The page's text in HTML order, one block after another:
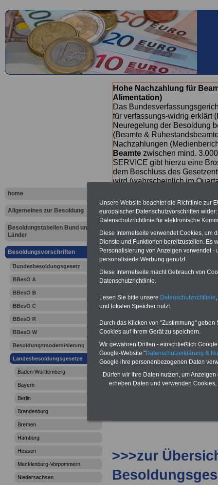
home
Allgemeines zur Besoldung
Besoldungstabellen Bund und
Länder
Besoldungsvorschriften
Bundesbesoldungsgesetz
BBesO A
BBesO B
BBesO C
BBesO R
BBesO W
Besoldungsmodernisierung
Landesbesoldungsgesetze
Baden-Württemberg
Bayern
Berlin
Brandenburg
Bremen
Hamburg
Hessen
Mecklenburg-Vorpommern
Niedersachsen
Hohe Nachzahlung für
Alimentation)
Das
für verfassungs-widrig erklärt
Neuregelung der Besoldung
(Beamte &
Nachzahlungen
Beamte zwischen mind.
SERVICE gibt hierzu eine
dem Beschluss des
wird (wahrscheinlich im
Thüringen:
Öffentlich-
>>>zur
Unsere Website beachtet die Richtlinie zur
europäischer Datenschutzvorschriften
Datenschutzrichtlinie für elektronische
Diese Internetseite verwendet Cookies, um
Dienste und Funktionen bereitzustellen. Es
Personalisierung von Anzeigen verwendet
personalisierte Werbung genutzt.
Diese Internetseite macht Gebrauch von
Datenschutzrichtlinie.
Lesen Sie bitte unsere Datenschutzrichtlinie
und lokalen Speicher nutzt.
Durch das Klicken von "Zustimmung"
Cookies auf Ihrem Gerät zu speichern.
Wir gewähren Dritten - einschließlich
Google-Website "Datenschutzerklärung &
Google ihre personenbezogenen Daten
Dürfen wir Ihre Daten nutzen, um
erheben Daten und verwenden